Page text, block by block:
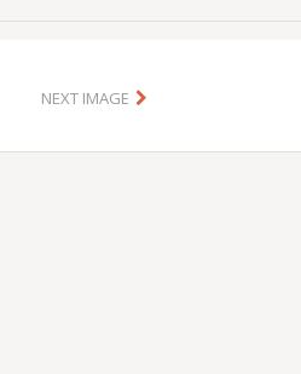
NEXT IMAGE